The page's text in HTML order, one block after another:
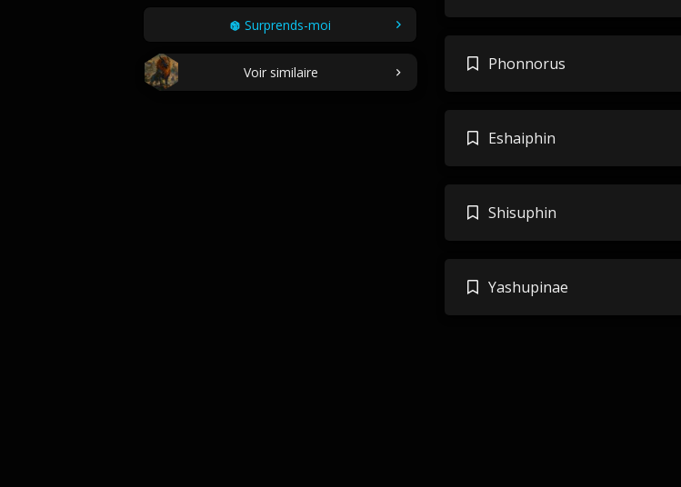
Surprends-moi
Voir similaire Phonnorus
Eshaiphin
Shisuphin
Yashupinae